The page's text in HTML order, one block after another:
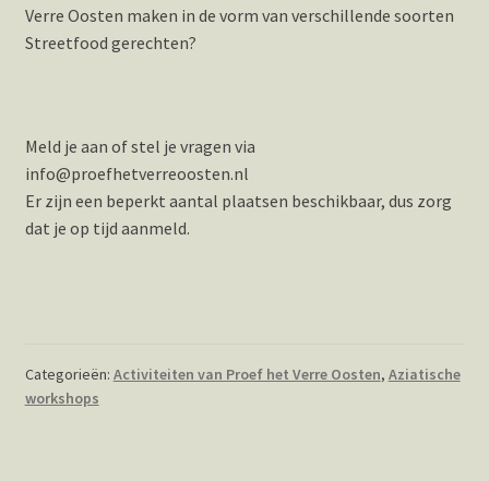
Verre Oosten maken in de vorm van verschillende soorten
Streetfood gerechten?
Meld je aan of stel je vragen via
info@proefhetverreoosten.nl
Er zijn een beperkt aantal plaatsen beschikbaar, dus zorg
dat je op tijd aanmeld.
Categorieën: Activiteiten van Proef het Verre Oosten, Aziatische
workshops